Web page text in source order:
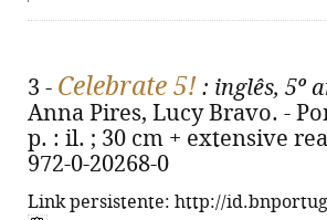
3 - Celebrate 5! : inglês, 5º
Anna Pires, Lucy Bravo. -
p. : il. ; 30 cm + extensive
972-0-20268-0
Link persistente: http://